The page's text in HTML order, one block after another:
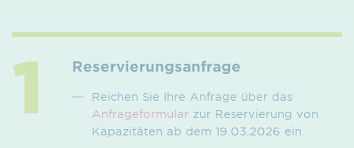
Reservierungsanfrage
Reichen Sie Ihre Anfrage über das
Anfrageformular zur Reservierung von
Kapazitäten ab dem 19.03.2026 ein.